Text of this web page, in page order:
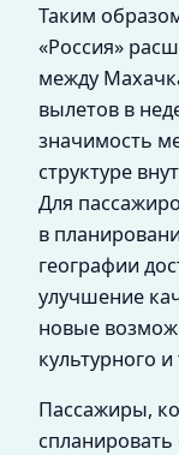
Таким
«Россия»
между
вылетов в
значимость
структуре
Для
в
географии
улучшение
новые
культурного
Пассажиры,